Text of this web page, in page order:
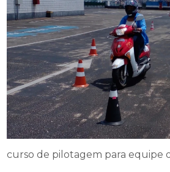
curso de pilotagem para equipe